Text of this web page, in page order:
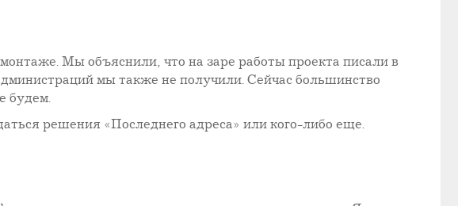
Мы объяснили, что на заре работы проекта писали в
мы также не получили. Сейчас большинство
будем.
решения «Последнего адреса» или кого-либо еще.